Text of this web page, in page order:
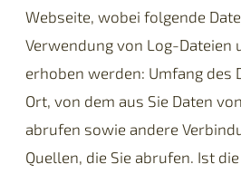
Webseite, wobei folgende
Verwendung von Log-Dateien
erhoben werden: Umfang des
Ort, von dem aus Sie Daten
abrufen sowie andere
Quellen, die Sie abrufen. Ist